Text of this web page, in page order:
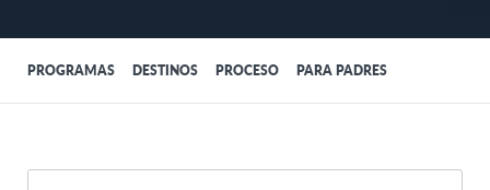
PROGRAMAS DESTINOS PROCESO PARA PADRES